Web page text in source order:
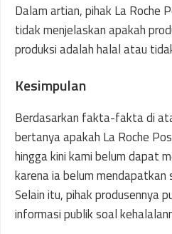
Dalam artian, pihak La Roche
tidak menjelaskan apakah
produksi adalah halal atau
Kesimpulan
Berdasarkan fakta-fakta di
bertanya apakah La Roche
hingga kini kami belum dapat
karena ia belum
Selain itu, pihak produsennya
informasi publik soal